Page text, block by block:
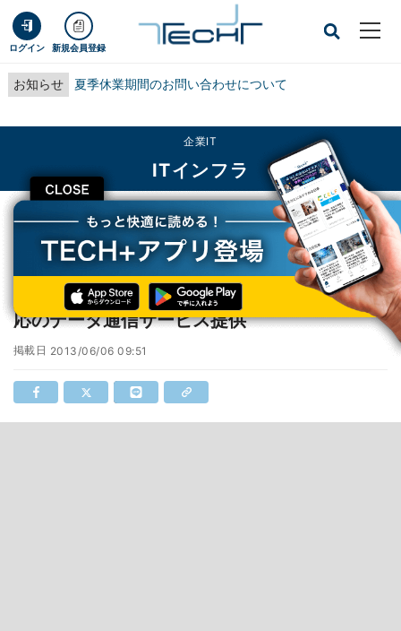
ログイン 新規会員登録
お知らせ 夏季休業期間のお問い合わせについて
CLOSE
企業IT
ITインフラ
TECH+ 企業IT
ITインフラ
IIJ、ビックカメラ等で高速通信規格「LTE」対応のデータ通信サービス提供
IIJ、ビックカメラ等で高速通信規格「LTE」対
応のデータ通信サービス提供
掲載日 2013/06/06 09:51